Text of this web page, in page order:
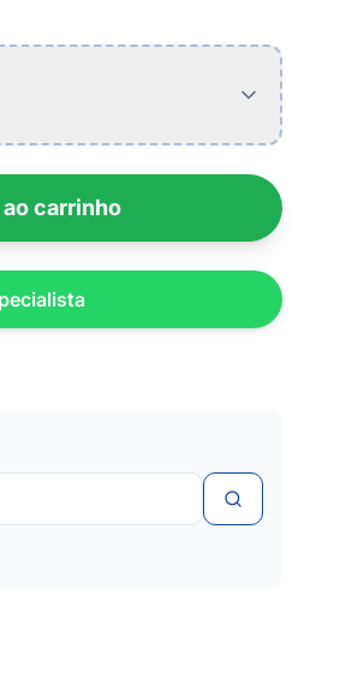
carrinho